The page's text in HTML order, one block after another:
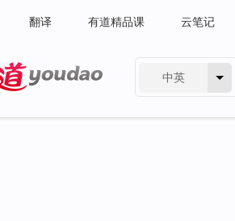
翻译 有道精品课 云笔记
中英